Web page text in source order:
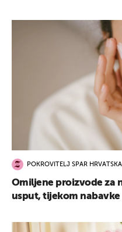
POKROVITELJ SPAR HRVATSKA
Omiljene proizvode za
usput, tijekom